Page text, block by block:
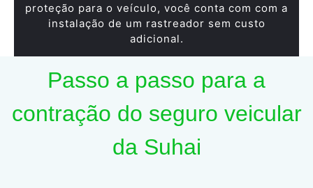
proteção para o veículo, você conta com com a
instalação de um rastreador sem custo
adicional.
Passo a passo para a
contração do seguro veicular
da Suhai